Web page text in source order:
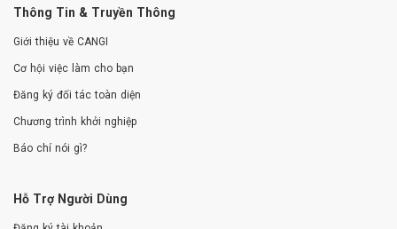
Thông Tin & Truyền Thông
Giới thiệu về CANGI
Cơ hội việc làm cho bạn
Đăng ký đối tác toàn diện
Chương trình khởi nghiệp
Báo chí nói gì?
Hỗ Trợ Người Dùng